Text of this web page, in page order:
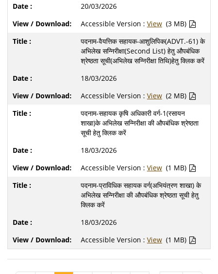
20/03/2026
Accessible Version : View (3 MB)
पदनाम-वैयत्तिक सहायक-आशुलिपिक(ADVT.-61) के
अभिलेख सन्निरीक्षा(Second List) हेतु औपबंधिक
श्रेष्ठता सूची(अभिलेख सन्निरीक्षा तिथि)हेतु क्लिक करें
18/03/2026
Accessible Version : View (2 MB)
पदनाम-सहायक कृषि अधिकारी वर्ग-1(रसायन
शाखा)के अभिलेख सन्निरीक्षा की औपबंधिक श्रेष्ठता
सूची हेतु क्लिक करें
18/03/2026
Accessible Version : View (1 MB)
पदनाम-प्राविधिक सहायक वर्ग(अभियंत्रण शाखा) के
अभिलेख सन्निरीक्षा की औपबंधिक श्रेष्ठता सूची हेतु
क्लिक करें
18/03/2026
Accessible Version : View (1 MB)